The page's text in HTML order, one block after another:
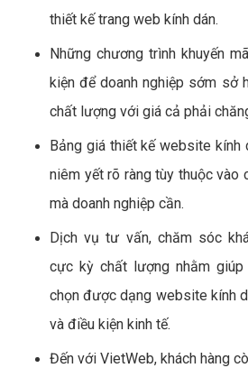
thiết kế trang web kính dán.
Những chương trình khuyến
kiện để doanh nghiệp sớm sở
chất lượng với giá cả phải
Bảng giá thiết kế website kính
niêm yết rõ ràng tùy thuộc vào
mà doanh nghiệp cần.
Dịch vụ tư vấn, chăm sóc
cực kỳ chất lượng nhằm giúp
chọn được dạng website kính
và điều kiện kinh tế.
Đến với VietWeb, khách hàng